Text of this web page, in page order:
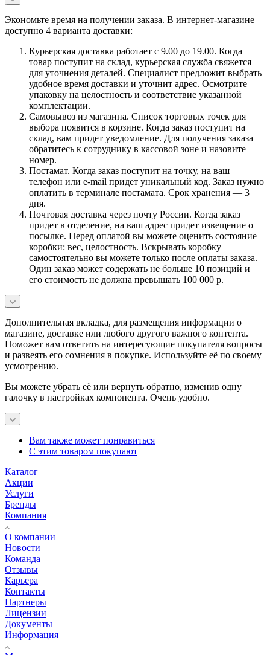
Экономьте время на получении заказа. В интернет-магазине
доступно 4 варианта доставки:
Курьерская доставка работает с 9.00 до 19.00. Когда
товар поступит на склад, курьерская служба свяжется
для уточнения деталей. Специалист предложит выбрать
удобное время доставки и уточнит адрес. Осмотрите
упаковку на целостность и соответствие указанной
комплектации.
Самовывоз из магазина. Список торговых точек для
выбора появится в корзине. Когда заказ поступит на
склад, вам придет уведомление. Для получения заказа
обратитесь к сотруднику в кассовой зоне и назовите
номер.
Постамат. Когда заказ поступит на точку, на ваш
телефон или e-mail придет уникальный код. Заказ нужно
оплатить в терминале постамата. Срок хранения — 3
дня.
Почтовая доставка через почту России. Когда заказ
придет в отделение, на ваш адрес придет извещение о
посылке. Перед оплатой вы можете оценить состояние
коробки: вес, целостность. Вскрывать коробку
самостоятельно вы можете только после оплаты заказа.
Один заказ может содержать не больше 10 позиций и
его стоимость не должна превышать 100 000 р.
Дополнительная вкладка, для размещения информации о
магазине, доставке или любого другого важного контента.
Поможет вам ответить на интересующие покупателя вопросы
и развеять его сомнения в покупке. Используйте её по своему
усмотрению.
Вы можете убрать её или вернуть обратно, изменив одну
галочку в настройках компонента. Очень удобно.
Вам также может понравиться
С этим товаром покупают
Каталог
Акции
Услуги
Бренды
Компания
О компании
Новости
Команда
Отзывы
Карьера
Контакты
Партнеры
Лицензии
Документы
Информация